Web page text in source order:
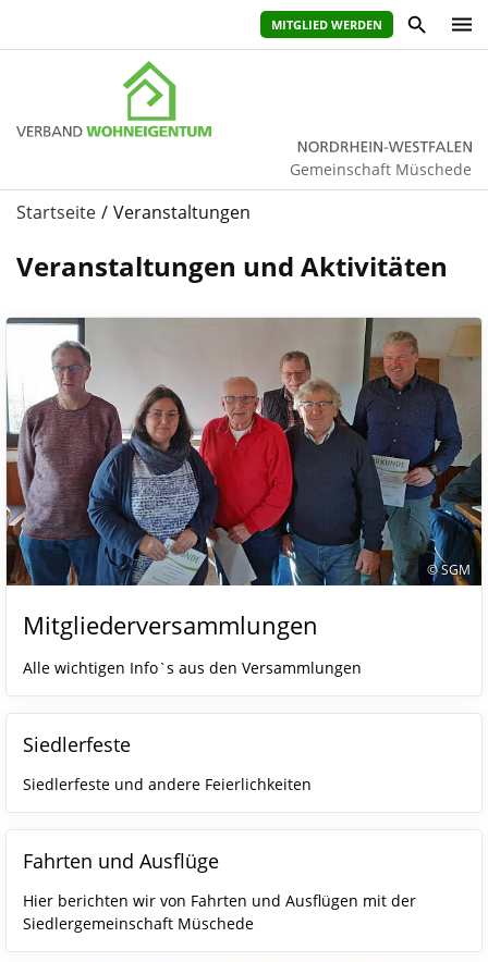
MITGLIED WERDEN
Gemeinschaft Müschede
Startseite Veranstaltungen
Veranstaltungen und Aktivitäten
© SGM
Mitgliederversammlungen
Alle wichtigen Info`s aus den Versammlungen
Siedlerfeste
Siedlerfeste und andere Feierlichkeiten
Fahrten und Ausflüge
Hier berichten wir von Fahrten und Ausflügen mit der
Siedlergemeinschaft Müschede